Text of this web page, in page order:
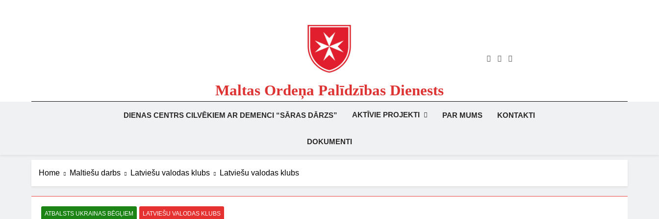
Maltas Ordeņa Palīdzības Dienests
Labdarības Organizācija
DIENAS CENTRS CILVĒKIEM AR DEMENCI “SĀRAS DĀRZS” AKTĪVIE PROJEKTI PAR MUMS KONTAKTI
DOKUMENTI
Home Maltiešu darbs Latviešu valodas klubs Latviešu valodas klubs
ATBALSTS UKRAINAS BĒGĻIEM LATVIEŠU VALODAS KLUBS